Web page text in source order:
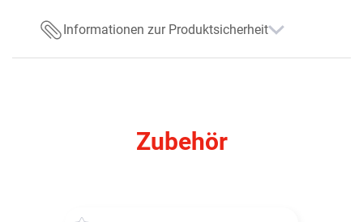
Informationen zur Produktsicherheit
Zubehör